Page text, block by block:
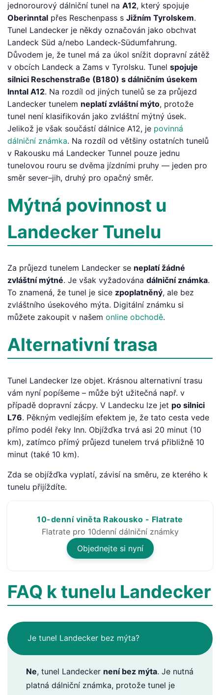
jednorourový dálniční tunel na A12, který spojuje
Oberinntal přes Reschenpass s Jižním Tyrolskem.
Tunel Landecker je někdy označován jako obchvat
Landeck Süd a/nebo Landeck-Südumfahrung.
Důvodem je, že tunel má za úkol snížit dopravní zátěž
v obcích Landeck a Zams v Tyrolsku. Tunel spojuje
silnici Reschenstraße (B180) s dálničním úsekem
Inntal A12. Na rozdíl od jiných tunelů se za průjezd
Landecker tunelem neplatí zvláštní mýto, protože
tunel není klasifikován jako zvláštní mýtný úsek.
Jelikož je však součástí dálnice A12, je povinná
dálniční známka. Na rozdíl od většiny ostatních tunelů
v Rakousku má Landecker Tunnel pouze jednu
tunelovou rouru se dvěma jízdními pruhy — jeden pro
směr sever–jih, druhý pro opačný směr.
Mýtná povinnost u
Landecker Tunelu
Za průjezd tunelem Landecker se neplatí žádné
zvláštní mýtné. Je však vyžadována dálniční známka.
To znamená, že tunel je sice zpoplatněný, ale bez
zvláštního úsekového mýta. Digitální známku si
můžete zakoupit v našem online obchodě.
Alternativní trasa
Tunel Landecker lze objet. Krásnou alternativní trasu
vám nyní popíšeme – může být užitečná např. v
případě dopravní zácpy. V Landecku lze jet po silnici
L76. Pěkným vedlejším efektem je, že tato cesta vede
přímo podél řeky Inn. Objížďka trvá asi 20 minut (10
km), zatímco přímý průjezd tunelem trvá přibližně 10
minut (také 10 km).
Zda se objížďka vyplatí, závisí na směru, ze kterého k
tunelu přijíždíte.
10-denní viněta Rakousko - Flatrate
Flatrate pro 10denní dálniční známky
Objednejte si nyní
FAQ k tunelu Landecker
Je tunel Landecker bez mýta?
Ne, tunel Landecker není bez mýta. Je nutná
platná dálniční známka, protože tunel je